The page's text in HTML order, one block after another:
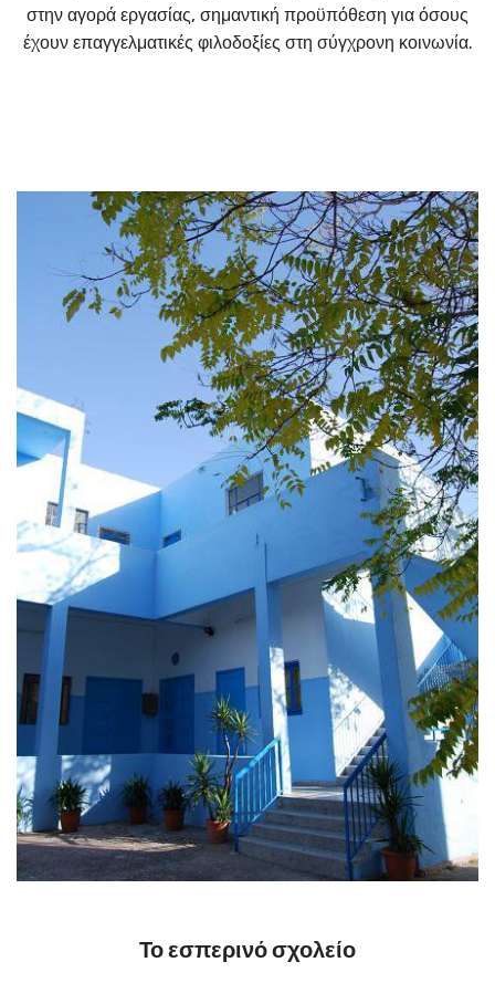
στην αγορά εργασίας, σημαντική προϋπόθεση για όσους
έχουν επαγγελματικές φιλοδοξίες στη σύγχρονη κοινωνία.
Το εσπερινό σχολείο